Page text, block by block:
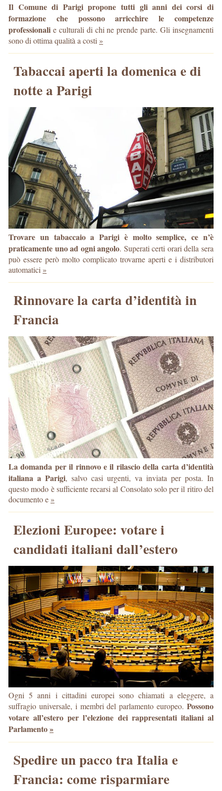
Il Comune di Parigi propone tutti gli anni dei corsi di
formazione che possono arricchire le competenze
professionali e culturali di chi ne prende parte. Gli insegnamenti
sono di ottima qualità a costi »
Tabaccai aperti la domenica e di
notte a Parigi
Trovare un tabaccaio a Parigi è molto semplice, ce n’è
praticamente uno ad ogni angolo. Superati certi orari della sera
può essere però molto complicato trovarne aperti e i distributori
automatici »
Rinnovare la carta d’identità in
Francia
La domanda per il rinnovo e il rilascio della carta d’identità
italiana a Parigi, salvo casi urgenti, va inviata per posta. In
questo modo è sufficiente recarsi al Consolato solo per il ritiro del
documento e »
Elezioni Europee: votare i
candidati italiani dall’estero
Ogni 5 anni i cittadini europei sono chiamati a eleggere, a
suffragio universale, i membri del parlamento europeo. Possono
votare all’estero per l’elezione dei rappresentati italiani al
Parlamento»
Spedire un pacco tra Italia e
Francia: come risparmiare